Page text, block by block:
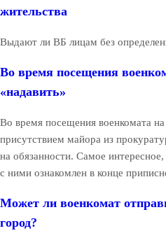
жительства
Выдают ли ВБ лицам без
Во время посещения
«надавить»
Во время посещения военкомата
присутствием майора из
на обязанности. Самое
с ними ознакомлен в конце
Может ли военкомат
город?